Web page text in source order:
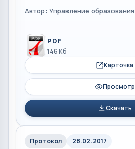
Автор: Управление образования
PDF
146 Кб
Карточка
Просмотр
Скачать
Протокол 28.02.2017